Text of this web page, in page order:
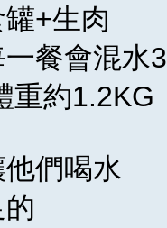
+生肉
餐會混水
重約1.2KG
們喝水